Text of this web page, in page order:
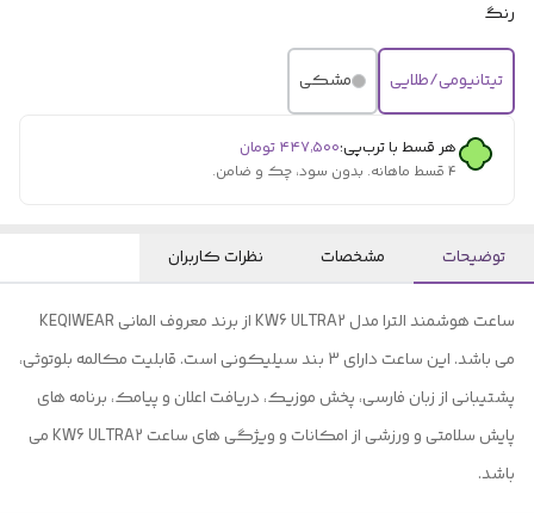
رنگ
تیتانیومی/طلایی مشکی
هر قسط با ترب‌پی:۴۴۷٬۵۰۰ تومان
۴ قسط ماهانه. بدون سود، چک و ضامن.
توضیحات مشخصات نظرات کاربران
ساعت هوشمند الترا مدل KW6 ULTRA2 از برند معروف المانی KEQIWEAR
می باشد. این ساعت دارای 3 بند سیلیکونی است. قابلیت مکالمه بلوتوثی،
پشتیبانی از زبان فارسی، پخش موزیک، دریافت اعلان و پیامک، برنامه های
پایش سلامتی و ورزشی از امکانات و ویژگی های ساعت KW6 ULTRA2 می
باشد.